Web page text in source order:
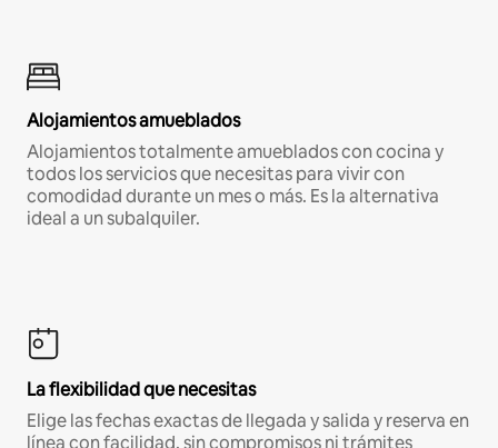
Alojamientos amueblados
Alojamientos totalmente amueblados con cocina y
todos los servicios que necesitas para vivir con
comodidad durante un mes o más. Es la alternativa
ideal a un subalquiler.
La flexibilidad que necesitas
Elige las fechas exactas de llegada y salida y reserva en
línea con facilidad, sin compromisos ni trámites